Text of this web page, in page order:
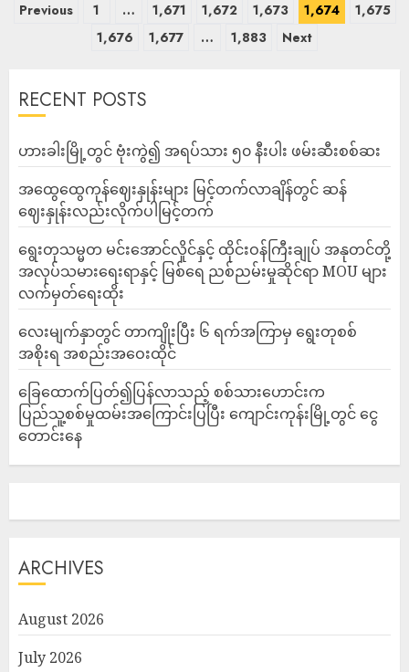
Previous 1 … 1,671 1,672 1,673 1,674
1,675
1,676
1,677 … 1,883 Next
RECENT POSTS
ဟားခါးမြို့တွင် ဗုံးကွဲ၍ အရပ်သား ၅၀ နီးပါး ဖမ်းဆီးစစ်ဆး
အထွေထွေကုန်ဈေးနှုန်းများ မြင့်တက်လာချိန်တွင် ဆန်
ဈေးနှုန်းလည်းလိုက်ပါမြင့်တက်
ရွေးတုသမ္မတ မင်းအောင်လှိုင်နှင့် ထိုင်းဝန်ကြီးချုပ် အနုတင်တို့
အလုပ်သမားရေးရာနှင့် မြစ်ရေ ညစ်ညမ်းမှုဆိုင်ရာ MOU များ
လက်မှတ်ရေးထိုး
လေးမျက်နှာတွင် တာကျိုးပြီး ၆ ရက်အကြာမှ ရွေးတုစစ်
အစိုးရ အစည်းအဝေးထိုင်
ခြေထောက်ပြတ်၍ပြန်လာသည့် စစ်သားဟောင်းက
ပြည်သူ့စစ်မှုထမ်းအကြောင်းပြပြီး ကျောင်းကုန်းမြို့တွင် ငွေ
တောင်းနေ
ARCHIVES
August 2026
July 2026